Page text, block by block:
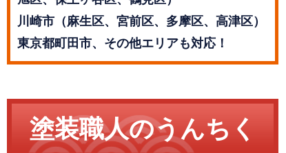
川崎市（麻生区、宮前区、多摩区、高津区）
東京都町田市、その他エリアも対応！
塗装職人のうんちく